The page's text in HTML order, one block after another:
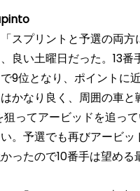
スプリントと予選の両方
良い土曜日だった。13番
9位となり、ポイントに近
かなり良く、周囲の車と
狙ってアービッドを追っ
。予選でも再びアービッ
ったので10番手は望める